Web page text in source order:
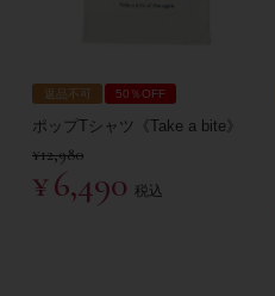
返品不可 50％OFF
ポップTシャツ《Take a bite》
¥12,980
¥6,490 税込